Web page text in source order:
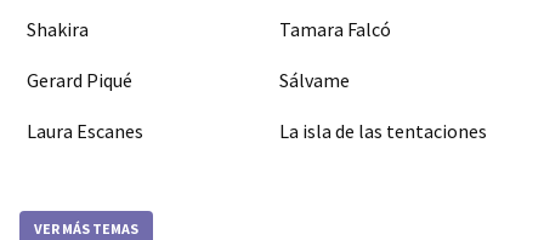
Shakira Tamara Falcó
Gerard Piqué Sálvame
Laura Escanes La isla de las tentaciones
VER MÁS TEMAS